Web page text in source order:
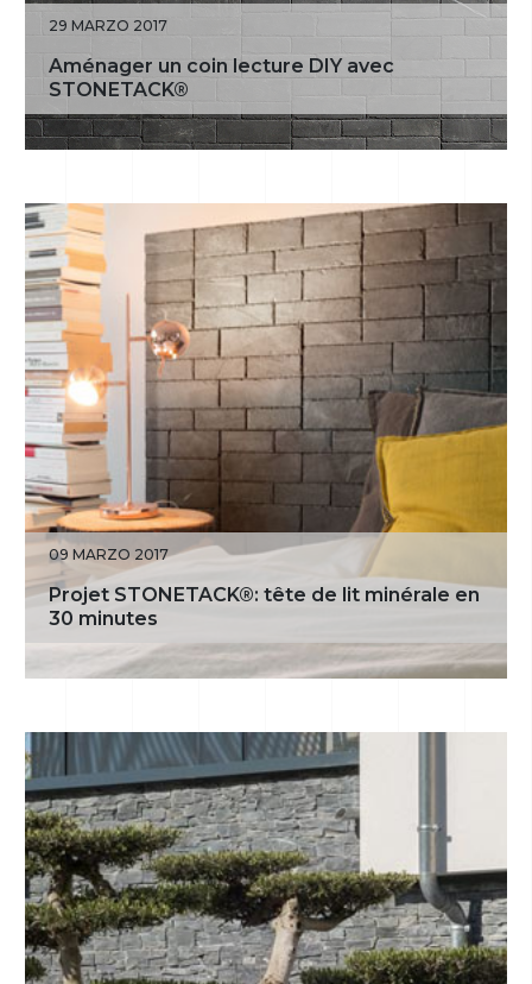
29 MARZO 2017
Aménager un coin lecture DIY avec
STONETACK®
09 MARZO 2017
Projet STONETACK®: tête de lit minérale en
30 minutes